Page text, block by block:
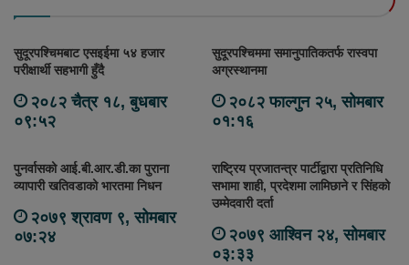
सुदूरपश्चिमबाट एसइईमा ५४ हजार
परीक्षार्थी सहभागी हुँदै
२०८२ चैत्र १८, बुधबार
०९:५२
सुदूरपश्चिममा समानुपातिकतर्फ रास्वपा
अग्रस्थानमा
२०८२ फाल्गुन २५, सोमबार
०१:१६
पुनर्वासको आई.बी.आर.डी.का पुराना
व्यापारी खतिवडाको भारतमा निधन
२०७९ श्रावण ९, सोमबार
०७:२४
राष्ट्रिय प्रजातन्त्र पार्टीद्वारा प्रतिनिधि
सभामा शाही, प्रदेशमा लामिछाने र सिंहको
उम्मेदवारी दर्ता
२०७९ आश्विन २४, सोमबार
०३:३३